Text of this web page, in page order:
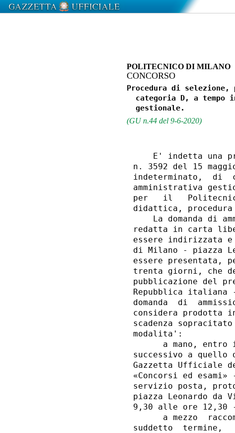
POLITECNICO DI MILANO
CONCORSO
Procedura di
categoria D, a tempo
(GU n.44 del 9-6-2020)
E' indetta una
n. 3592 del 15
indeterminato,  di
amministrativa
per   il
didattica, procedura
La domanda di
redatta in carta
essere indirizzata
di Milano - piazza
essere presentata,
trenta giorni, che
pubblicazione del
Repubblica italiana
domanda  di
considera
scadenza
modalita':
a mano, entro
successivo a
Gazzetta Ufficiale
«Concorsi ed
servizio posta,
piazza Leonardo
9,30 alle ore 12,30
a mezzo
suddetto